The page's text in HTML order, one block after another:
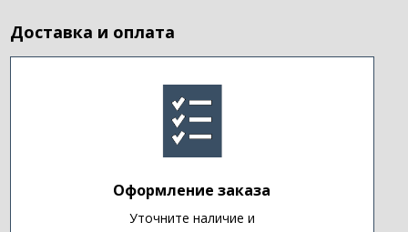
Доставка и оплата
Оформление заказа
Уточните наличие и